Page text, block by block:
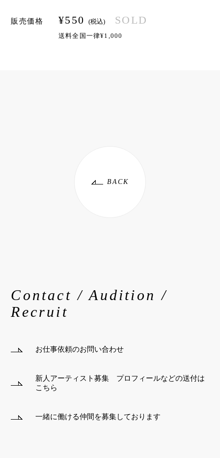
販売価格 ¥550 (税込) SOLD
送料全国一律¥1,000
BACK
Contact / Audition /
Recruit
お仕事依頼のお問い合わせ
新人アーティスト募集 プロフィールなどの送付は
こちら
一緒に働ける仲間を募集しております